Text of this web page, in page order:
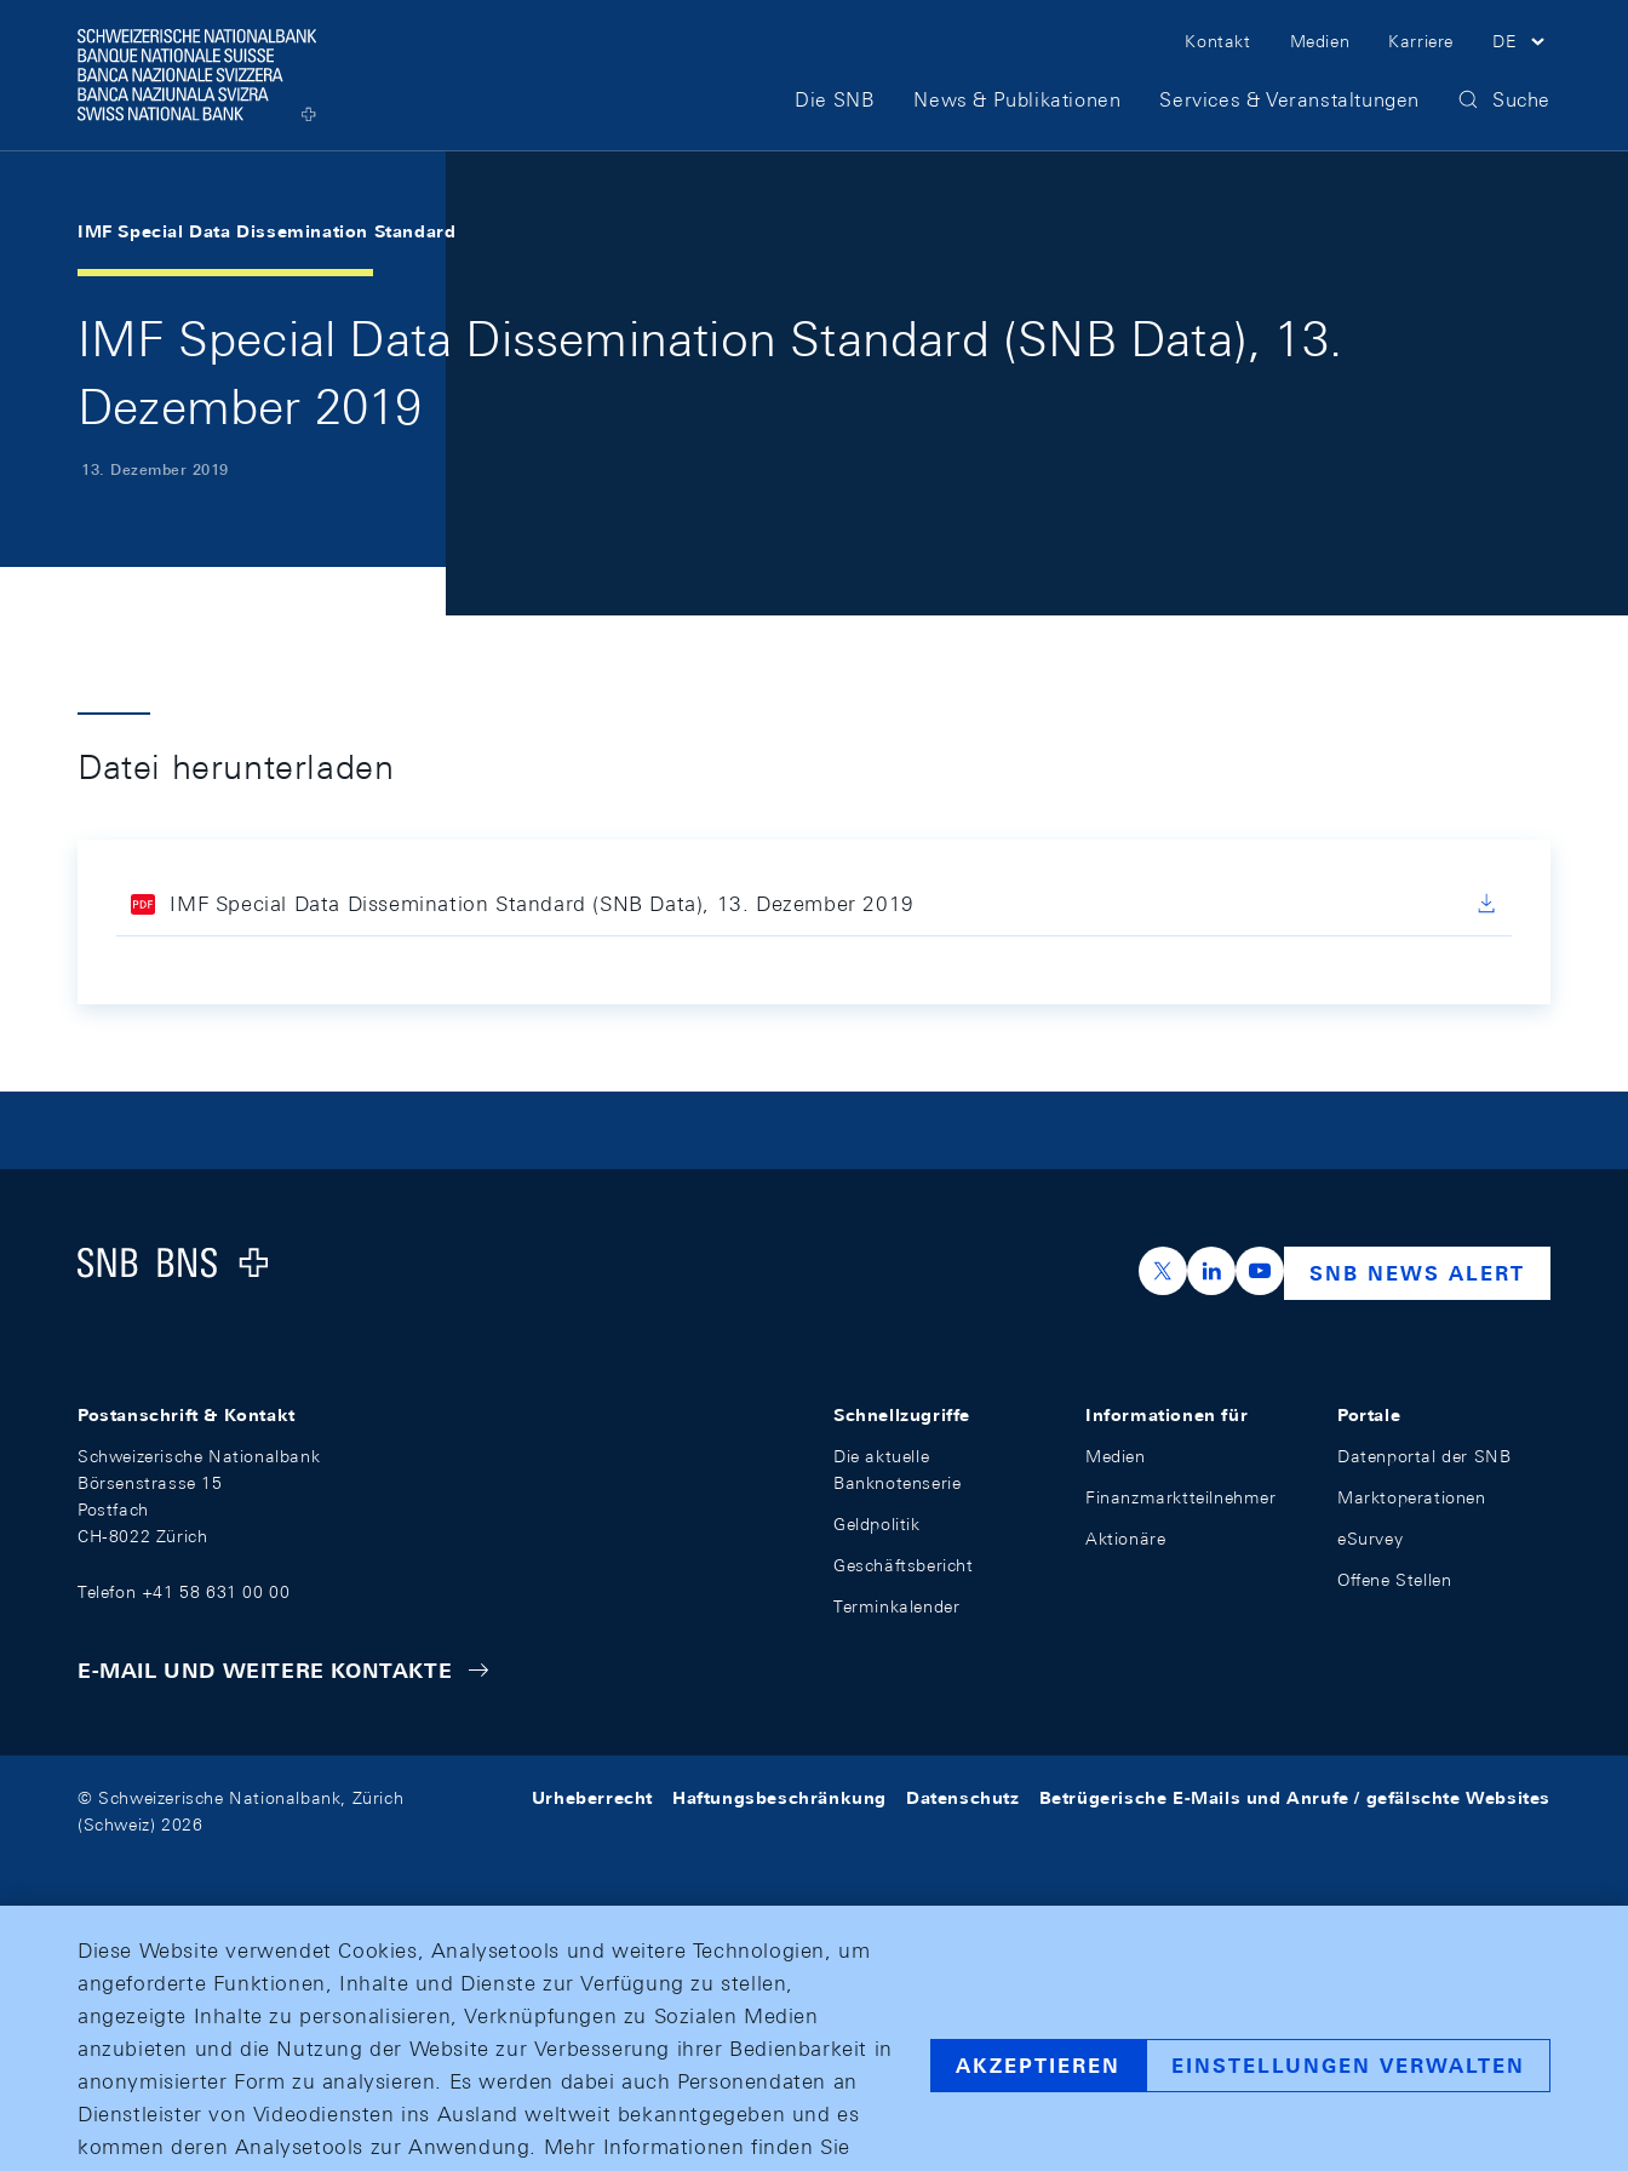
Logo
Meta Navigation
Kontakt Medien Karriere DE
Hauptnavigation
Die SNB News & Publikationen Services & Veranstaltungen Suche
IMF Special Data Dissemination Standard
IMF Special Data Dissemination Standard (SNB Data), 13.
Dezember 2019
13. Dezember 2019
Datei herunterladen
IMF Special Data Dissemination Standard (SNB Data), 13. Dezember 2019
Logo
https://x.com/snb_bns
https://ch.linkedin.com/company/swiss-
https://www.youtube.com/
SNB NEWS ALERT
Postanschrift & Kontakt
Schweizerische Nationalbank
Börsenstrasse 15
Postfach
CH-8022 Zürich
Telefon +41 58 631 00 00
E-MAIL UND WEITERE KONTAKTE
Schnellzugriffe
Die aktuelle
Banknotenserie
Geldpolitik
Geschäftsbericht
Terminkalender
Informationen für
Medien
Finanzmarktteilnehmer
Aktionäre
Portale
Datenportal der SNB
Marktoperationen
eSurvey
Offene Stellen
© Schweizerische Nationalbank, Zürich
(Schweiz) 2026
Urheberrecht Haftungsbeschränkung Datenschutz Betrügerische E-Mails und Anrufe / gefälschte Websites
Diese Website verwendet Cookies, Analysetools und weitere Technologien, um
angeforderte Funktionen, Inhalte und Dienste zur Verfügung zu stellen,
angezeigte Inhalte zu personalisieren, Verknüpfungen zu Sozialen Medien
anzubieten und die Nutzung der Website zur Verbesserung ihrer Bedienbarkeit in
anonymisierter Form zu analysieren. Es werden dabei auch Personendaten an
Dienstleister von Videodiensten ins Ausland weltweit bekanntgegeben und es
kommen deren Analysetools zur Anwendung. Mehr Informationen finden Sie
AKZEPTIEREN EINSTELLUNGEN VERWALTEN